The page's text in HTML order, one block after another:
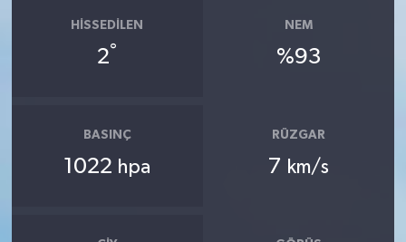
HISSEDILEN
2°
NEM
%93
BASINÇ
1022 hpa
RÜZGAR
7 km/s